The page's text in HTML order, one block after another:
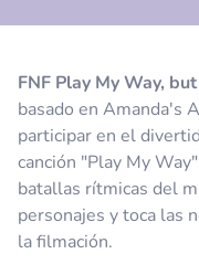
FNF Play My Way,
basado en Amanda's
participar en el
canción "Play My
batallas rítmicas del
personajes y toca las
la filmación.